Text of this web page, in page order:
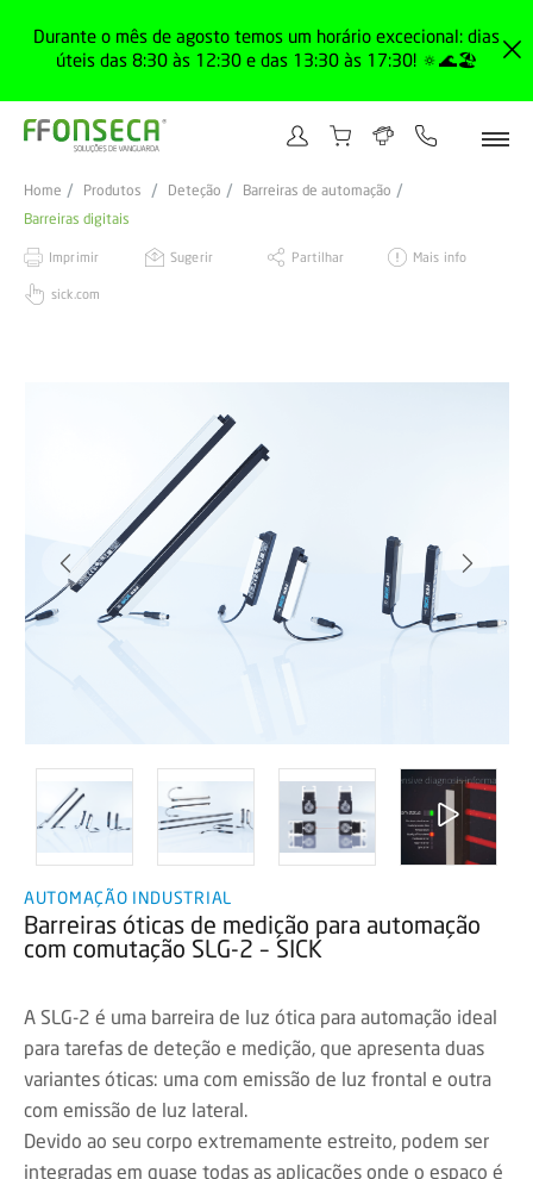
Durante o mês de agosto temos um horário excecional: dias
úteis das 8:30 às 12:30 e das 13:30 às 17:30! 🔅🌊🏖️
Home Produtos Deteção
Barreiras de automação
Barreiras digitais
Imprimir Sugerir Partilhar Mais info
sick.com
AUTOMAÇÃO INDUSTRIAL
Barreiras óticas de medição para automação
com comutação SLG-2 – SICK
A SLG-2 é uma barreira de luz ótica para automação ideal
para tarefas de deteção e medição, que apresenta duas
variantes óticas: uma com emissão de luz frontal e outra
com emissão de luz lateral.
Devido ao seu corpo extremamente estreito, podem ser
integradas em quase todas as aplicações onde o espaço é